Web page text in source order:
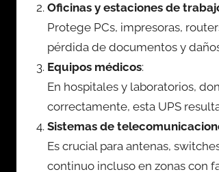
Oficinas y estaciones de
Protege PCs, impresoras,
pérdida de documentos y
Equipos médicos:
En hospitales y laboratorios,
correctamente, esta UPS
Sistemas de
Es crucial para antenas,
continuo incluso en zonas con